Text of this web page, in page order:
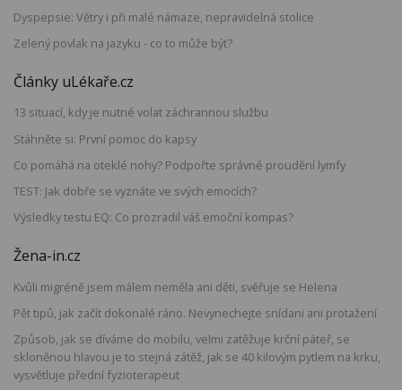
Dyspepsie: Větry i při malé námaze, nepravidelná stolice
Zelený povlak na jazyku - co to může být?
Články uLékaře.cz
13 situací, kdy je nutné volat záchrannou službu
Stáhněte si: První pomoc do kapsy
Co pomáhá na oteklé nohy? Podpořte správné proudění lymfy
TEST: Jak dobře se vyznáte ve svých emocích?
Výsledky testu EQ: Co prozradil váš emoční kompas?
Žena-in.cz
Kvůli migréně jsem málem neměla ani děti, svěřuje se Helena
Pět tipů, jak začít dokonalé ráno. Nevynechejte snídani ani protažení
Způsob, jak se díváme do mobilu, velmi zatěžuje krční páteř, se
skloněnou hlavou je to stejná zátěž, jak se 40 kilovým pytlem na krku,
vysvětluje přední fyzioterapeut